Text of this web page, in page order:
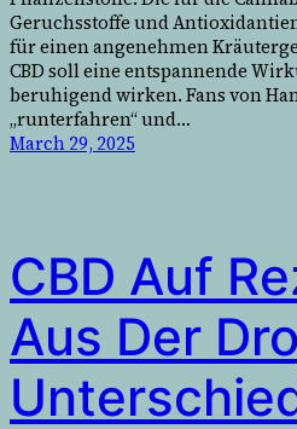
Geruchsstoffe und
für einen angenehmen
CBD soll eine entspannende
beruhigend wirken. Fans von
„runterfahren“ und…
March 29, 2025
CBD Auf
Aus Der